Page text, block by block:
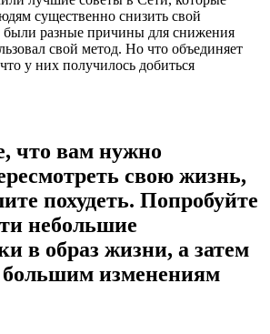
существенно снизить свой
были разные причины для снижения
свой метод. Но что объединяет
у них получилось добиться
что вам нужно
свою жизнь,
похудеть. Попробуйте
небольшие
в образ жизни, а затем
большим изменениям